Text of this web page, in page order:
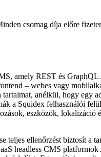
csomag díja előre
amely REST és
– webes vagy
anélkül, hogy egy
a Squidex felhasználói
eszközök, lokalizáció
teljes ellenőrzést biztosít a
headless CMS